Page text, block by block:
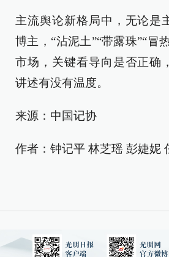
主流舆论新格局中，无论是
博主，“沾泥土”“带露珠”“冒
市场，关键看导向是否正确
讲述有没有温度。
来源：中国记协
作者：钟记平 林芝瑶 彭婕妮